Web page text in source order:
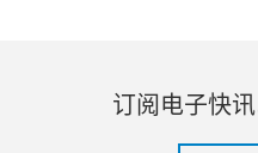
订阅电子快